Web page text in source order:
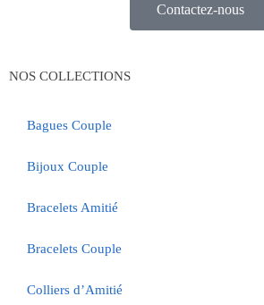
Contactez-nous
NOS COLLECTIONS
Bagues Couple
Bijoux Couple
Bracelets Amitié
Bracelets Couple
Colliers d’Amitié